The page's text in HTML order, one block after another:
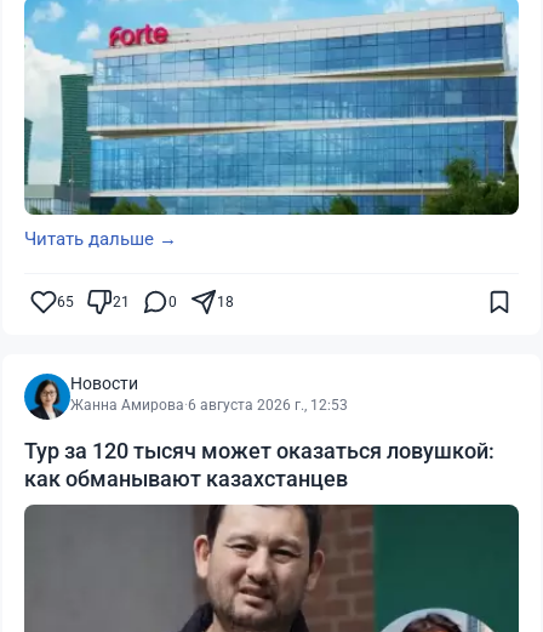
Читать дальше →
65 21 0 18
Новости
Жанна Амирова·6 августа 2026 г., 12:53
Тур за 120 тысяч может оказаться ловушкой:
как обманывают казахстанцев